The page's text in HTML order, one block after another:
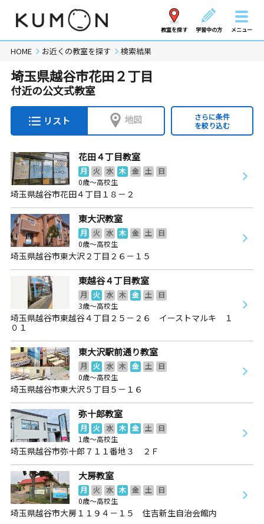
教室を探す 学習中の方 メニュー
HOME お近くの教室を探す 検索結果
埼玉県越谷市花田２丁目
付近の公文式教室
リスト 地図
さらに条件
を絞り込む
花田４丁目教室
月 火 水 木 金 土
日
0歳～高校生
埼玉県越谷市花田４丁目１８－２
東大沢教室
月 火 水 木 金 土
日
0歳～高校生
埼玉県越谷市東大沢２丁目２６－１５
東越谷４丁目教室
月 火 水 木 金 土
日
3歳～高校生
埼玉県越谷市東越谷４丁目２５－２６ イーストマルキ １
０１
東大沢駅前通り教室
月 火 水 木 金 土
日
0歳～高校生
埼玉県越谷市東大沢５丁目５－１６
弥十郎教室
月 火 水 木 金 土
日
1歳～高校生
埼玉県越谷市弥十郎７１１番地３ ２Ｆ
大房教室
月 火 水 木 金 土
日
0歳～高校生
埼玉県越谷市大房１１９４－１５ 住吉新生自治会館内